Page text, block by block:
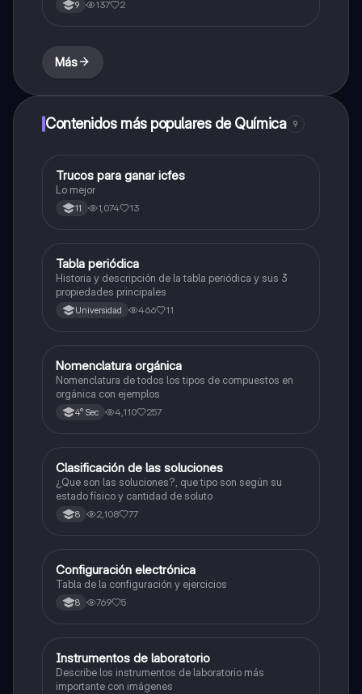
9 137 2
Más
Contenidos más populares de Química 9
Química
Trucos para ganar icfes
Lo mejor
11 1,074 13
Química
Tabla periódica
Historia y descripción de la tabla periódica y sus 3
propiedades principales
Universidad 466 11
Química
Nomenclatura orgánica
Nomenclatura de todos los tipos de compuestos en
orgánica con ejemplos
4° Sec 4,110 257
Química
Clasificación de las soluciones
¿Que son las soluciones?, que tipo son según su
estado físico y cantidad de soluto
8 2,108 77
Química
Configuración electrónica
Tabla de la configuración y ejercicios
8 769 5
Química
Instrumentos de laboratorio
Describe los instrumentos de laboratorio más
importante con imágenes